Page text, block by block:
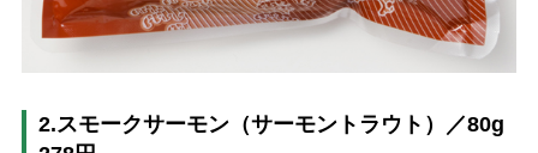
2.スモークサーモン（サーモントラウト）／80g